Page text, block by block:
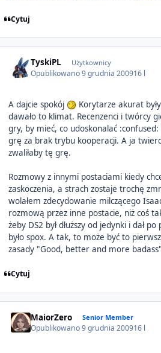
Cytuj
TyskiPL Użytkownicy
Opublikowano9 grudnia 200916 l
A dajcie spokój
Korytarze akurat
dawało to klimat. Recenzenci i twórcy
gry, by mieć, co udoskonalać
grę za brak trybu kooperacji. A ja
zwaliłaby tę grę.
Rozmowy z innymi postaciami kiedy
zaskoczenia, a strach zostaje trochę
wolałem zdecydowanie milczącego
rozmową przez inne postacie, niż coś
żeby DS2 był dłuższy od jedynki i dał
było spox. A tak, to może być to
zasady "Good, better and more
Cytuj
MaiorZero Senior Member
Opublikowano9 grudnia 200916 l